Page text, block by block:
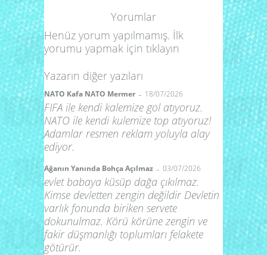
Yorumlar
Henüz yorum yapılmamış. İlk
yorumu yapmak için tıklayın
Yazarın diğer yazıları
NATO Kafa NATO Mermer - 18/07/2026
FIFA ile kendi kalemize gol atıyoruz.
NATO ile kendi kulemize top atıyoruz!
Adamlar resmen reklam yoluyla alay
ediyor.
Ağanın Yanında Bohça Açılmaz - 03/07/2026
evlet babaya küsüp dağa çıkılmaz.
Kimse devletten zengin değildir Devletin
varlık fonunda biriken servete
dokunulmaz. Körü körüne zengin ve
fakir düşmanlığı toplumları felakete
götürür.